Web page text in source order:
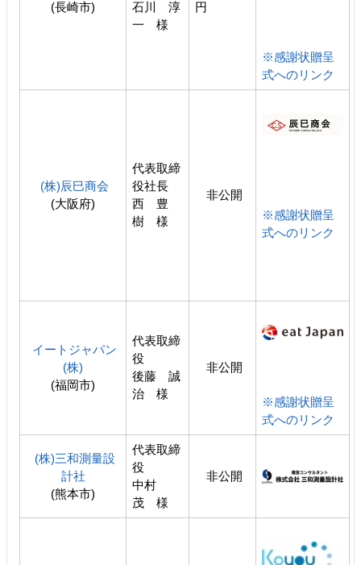
(長崎市)
石川 淳
一 様
円
※感謝状贈呈
式へのリンク
(株)辰巳商会
(大阪府)
代表取締
役社長
西 豊
樹 様
非公開
※感謝状贈呈
式へのリンク
イートジャパン
(株)
(福岡市)
代表取締
役
後藤 誠
治 様
非公開
※感謝状贈呈
式へのリンク
(株)三和測量設
計社
(熊本市)
代表取締
役
中村
茂 様
非公開